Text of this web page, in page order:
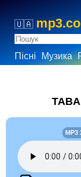
🇺🇦
Пісні Музика
MP3